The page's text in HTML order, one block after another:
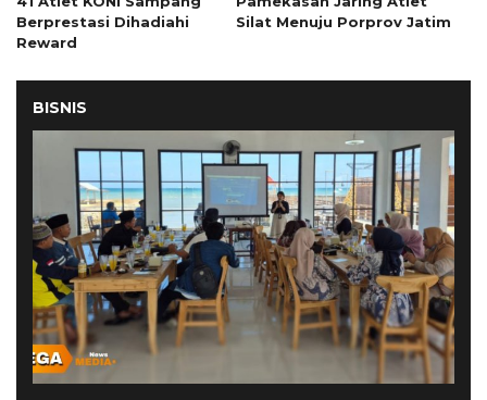
Berprestasi Dihadiahi
Reward
Silat Menuju Porprov Jatim
BISNIS